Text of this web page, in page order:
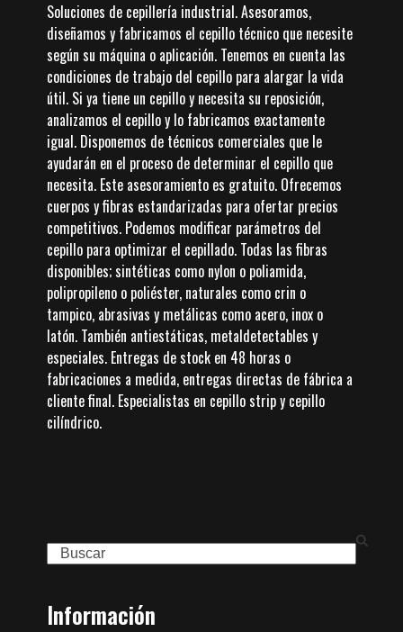
Soluciones de cepillería industrial. Asesoramos,
diseñamos y fabricamos el cepillo técnico que necesite
según su máquina o aplicación. Tenemos en cuenta las
condiciones de trabajo del cepillo para alargar la vida
útil. Si ya tiene un cepillo y necesita su reposición,
analizamos el cepillo y lo fabricamos exactamente
igual. Disponemos de técnicos comerciales que le
ayudarán en el proceso de determinar el cepillo que
necesita. Este asesoramiento es gratuito. Ofrecemos
cuerpos y fibras estandarizadas para ofertar precios
competitivos. Podemos modificar parámetros del
cepillo para optimizar el cepillado. Todas las fibras
disponibles; sintéticas como nylon o poliamida,
polipropileno o poliéster, naturales como crin o
tampico, abrasivas y metálicas como acero, inox o
latón. También antiestáticas, metaldetectables y
especiales. Entregas de stock en 48 horas o
fabricaciones a medida, entregas directas de fábrica a
cliente final. Especialistas en cepillo strip y cepillo
cilíndrico.
Search
Información